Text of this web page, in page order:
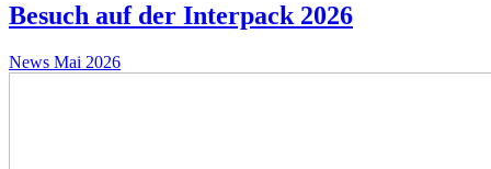
Besuch auf der Interpack 2026
News Mai 2026